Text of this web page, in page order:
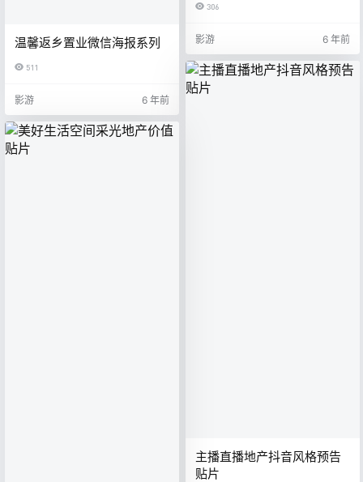
306
影游 6 年前
温馨返乡置业微信海报系列
511
影游 6 年前
主播直播地产抖音风格预告
贴片